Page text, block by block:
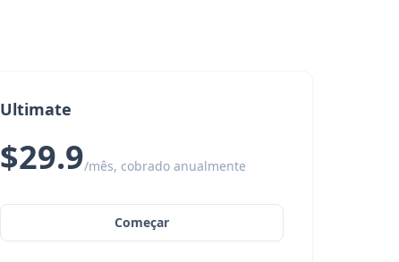
Ultimate
$29.9/mês, cobrado anualmente
Começar